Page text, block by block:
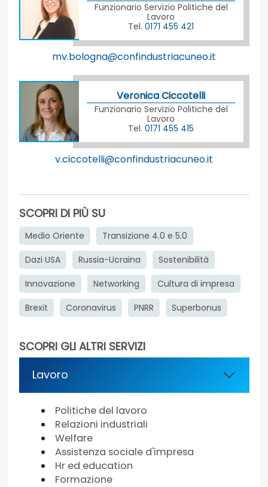
Funzionario Servizio Politiche del
Lavoro
Tel. 0171 455 421
mv.bologna@confindustriacuneo.it
Veronica Ciccotelli
Funzionario Servizio Politiche del
Lavoro
Tel. 0171 455 415
v.ciccotelli@confindustriacuneo.it
SCOPRI DI PIÙ SU
Medio Oriente
Transizione 4.0 e 5.0
Dazi USA
Russia-Ucraina
Sostenibilità
Innovazione
Networking
Cultura di impresa
Brexit
Coronavirus PNRR Superbonus
SCOPRI GLI ALTRI SERVIZI
Lavoro
Politiche del lavoro
Relazioni industriali
Welfare
Assistenza sociale d'impresa
Hr ed education
Formazione